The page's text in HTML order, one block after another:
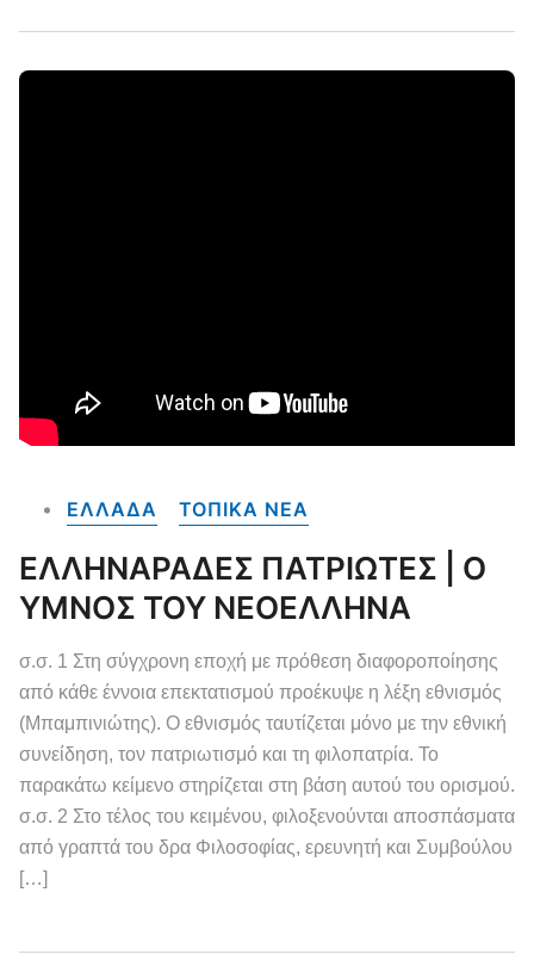
ΕΛΛΑΔΑ ΤΟΠΙΚΑ NEA
ΕΛΛΗΝΑΡΑΔΕΣ ΠΑΤΡΙΩΤΕΣ | Ο
ΥΜΝΟΣ ΤΟΥ ΝΕΟΕΛΛΗΝΑ
σ.σ. 1 Στη σύγχρονη εποχή με πρόθεση διαφοροποίησης
από κάθε έννοια επεκτατισμού προέκυψε η λέξη εθνισμός
(Μπαμπινιώτης). Ο εθνισμός ταυτίζεται μόνο με την εθνική
συνείδηση, τον πατριωτισμό και τη φιλοπατρία. Το
παρακάτω κείμενο στηρίζεται στη βάση αυτού του ορισμού.
σ.σ. 2 Στο τέλος του κειμένου, φιλοξενούνται αποσπάσματα
από γραπτά του δρα Φιλοσοφίας, ερευνητή και Συμβούλου
[…]